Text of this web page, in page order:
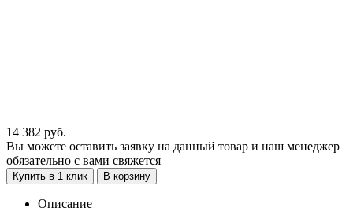
14 382 руб.
Вы можете оставить заявку на данный товар и наш менеджер
обязательно с вами свяжется
Купить в 1 клик В корзину
Описание